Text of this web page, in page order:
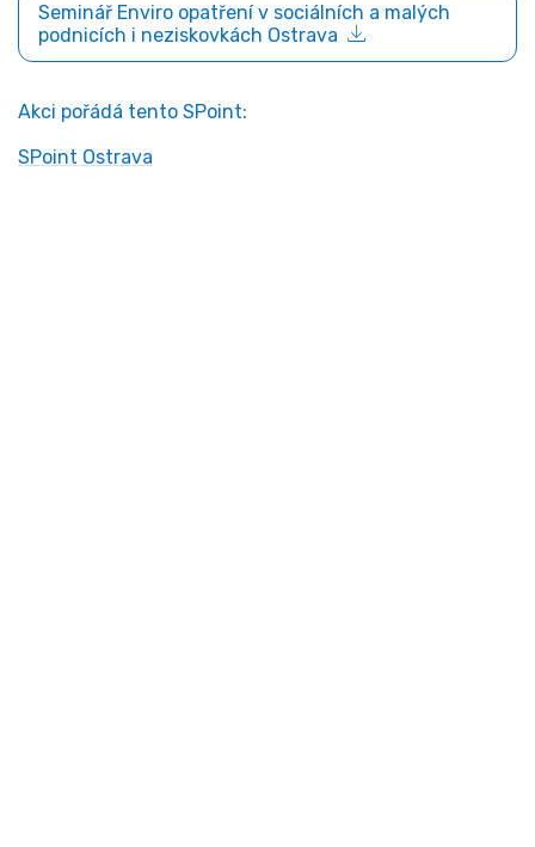
Seminář Enviro opatření v sociálních a malých
podnicích i neziskovkách Ostrava
Akci pořádá tento SPoint:
SPoint Ostrava